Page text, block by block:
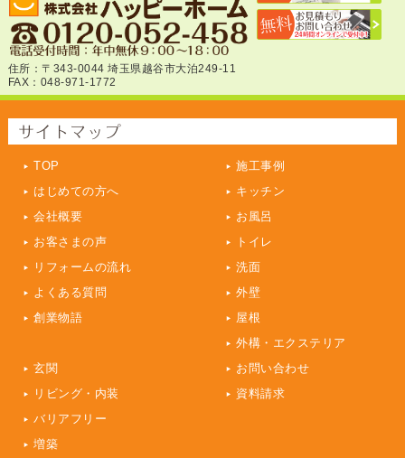
住所：〒343-0044 埼玉県越谷市大泊249-11
FAX：048-971-1772
TOP
はじめての方へ
会社概要
お客さまの声
リフォームの流れ
よくある質問
創業物語
施工事例
キッチン
お風呂
トイレ
洗面
外壁
屋根
外構・エクステリア
玄関
リビング・内装
バリアフリー
増築
お問い合わせ
資料請求